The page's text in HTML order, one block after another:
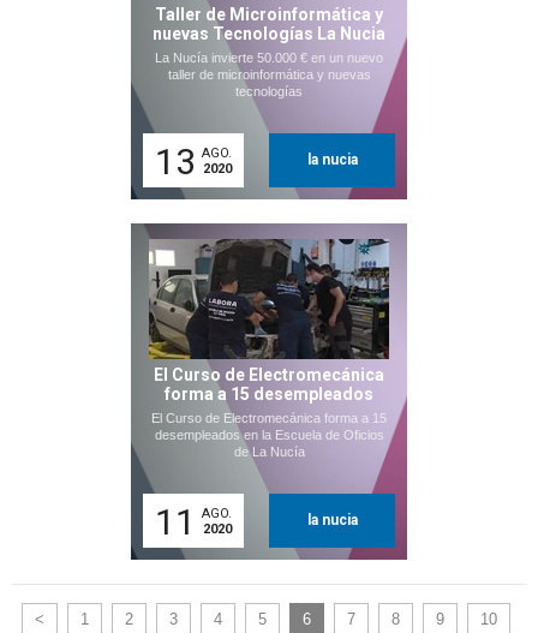
Taller de Microinformática y
nuevas Tecnologías La Nucia
La Nucía invierte 50.000 € en un nuevo
taller de microinformática y nuevas
tecnologías
13 AGO.
2020
la nucia
El Curso de Electromecánica
forma a 15 desempleados
El Curso de Electromecánica forma a 15
desempleados en la Escuela de Oficios
de La Nucía
11
AGO.
2020
la nucia
< 1 2 3 4 5 6 7 8 9
10